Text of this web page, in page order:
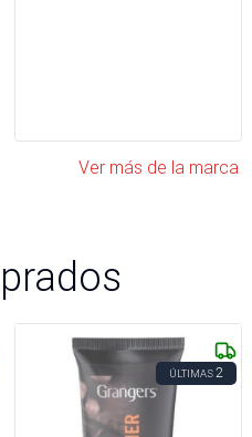
Ver más de la marca
ÚLTIMAS2